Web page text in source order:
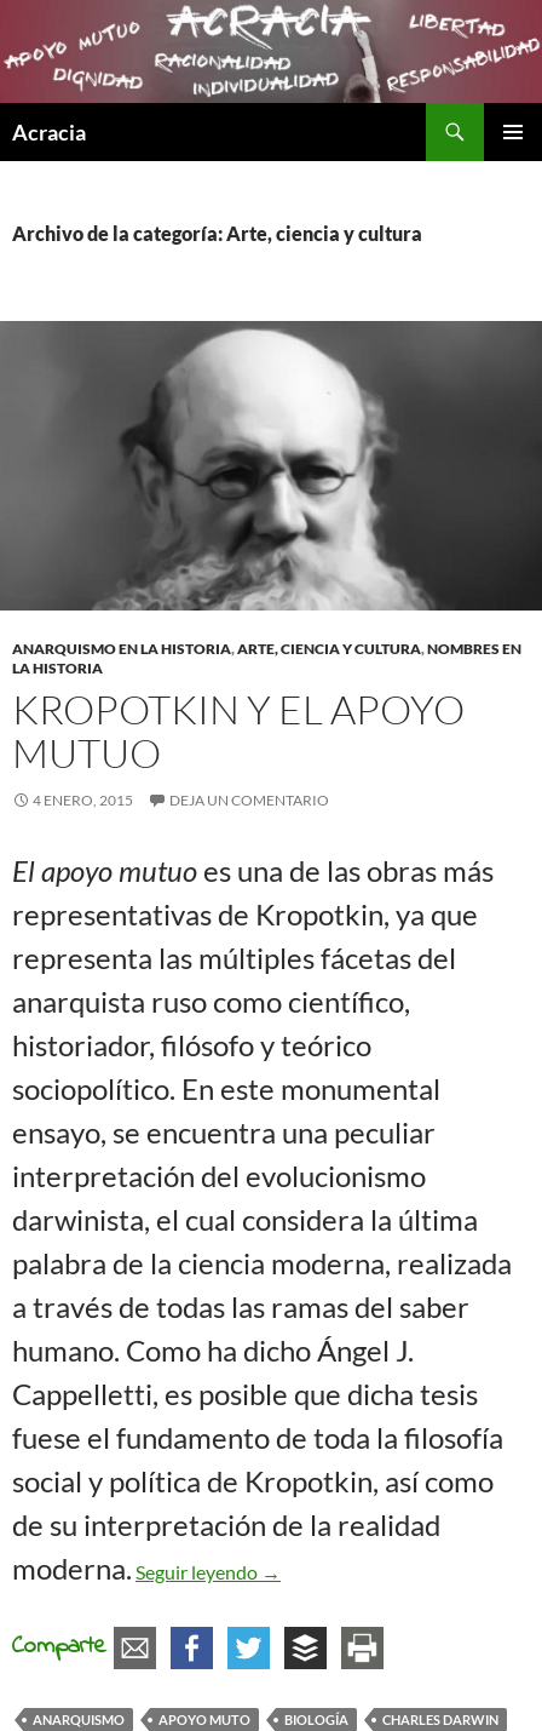
Acracia
Archivo de la categoría: Arte, ciencia y cultura
ANARQUISMO EN LA HISTORIA,ARTE, CIENCIA Y CULTURA,NOMBRES EN
LA HISTORIA
KROPOTKIN Y EL APOYO
MUTUO
4 ENERO, 2015 DEJA UN COMENTARIO
El apoyo mutuo es una de las obras más
representativas de Kropotkin, ya que
representa las múltiples fácetas del
anarquista ruso como científico,
historiador, filósofo y teórico
sociopolítico. En este monumental
ensayo, se encuentra una peculiar
interpretación del evolucionismo
darwinista, el cual considera la última
palabra de la ciencia moderna, realizada
a través de todas las ramas del saber
humano. Como ha dicho Ángel J.
Cappelletti, es posible que dicha tesis
fuese el fundamento de toda la filosofía
social y política de Kropotkin, así como
de su interpretación de la realidad
moderna. Seguir leyendo →
Comparte
ANARQUISMO APOYO MUTO BIOLOGÍA
CHARLES DARWIN